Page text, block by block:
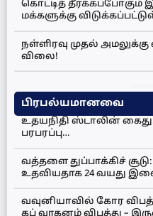
கொட்டித் தீர்க்கப்போகும்
மக்களுக்கு
நள்ளிரவு முதல் அமலுக்கு
விலை!
பிரபல்யமானவை
உதயநிதி ஸ்டாலின்
பரபரப்பு…
வத்தளை துப்பாக்கிச்
உதவியதாக 24 வயது
வவுனியாவில் கோர